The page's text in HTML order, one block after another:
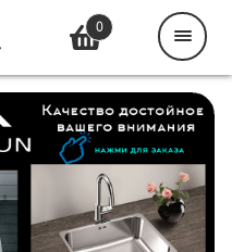
0
Кабинет